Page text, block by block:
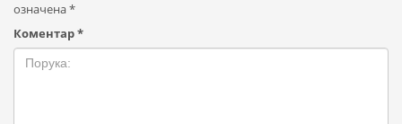
означена*
Коментар*